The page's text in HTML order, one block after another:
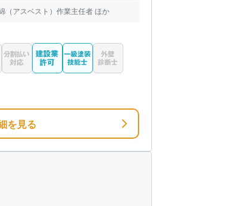
（アスベスト）作業主任者 ほか
を見る